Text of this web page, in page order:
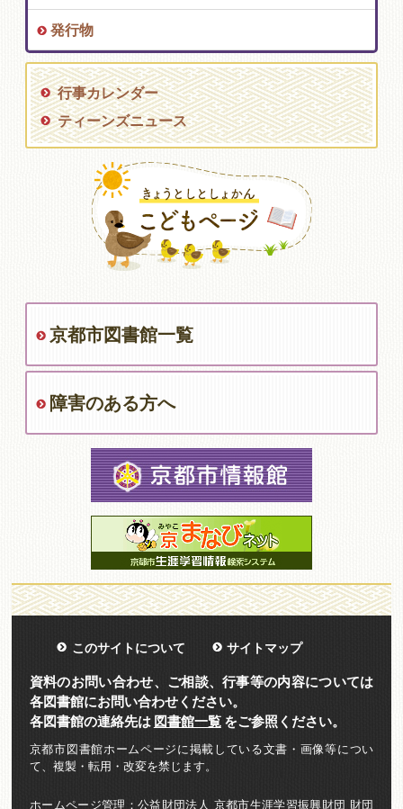
発行物
行事カレンダー
ティーンズニュース
京都市図書館一覧
障害のある方へ
このサイトについて サイトマップ
資料のお問い合わせ、ご相談、行事等の内容については
各図書館にお問い合わせください。
各図書館の連絡先は 図書館一覧をご参照ください。
京都市図書館ホームページに掲載している文書・画像等につい
て、複製・転用・改変を禁じます。
ホームページ管理：公益財団法人 京都市生涯学習振興財団 財団